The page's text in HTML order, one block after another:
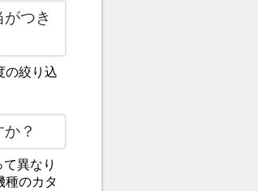
つき
の絞り込
？
異なり
種のカタ